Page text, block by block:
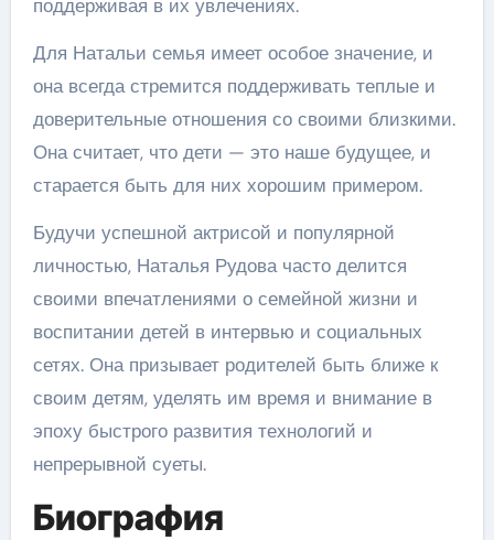
поддерживая в их увлечениях.
Для Натальи семья имеет особое значение, и
она всегда стремится поддерживать теплые и
доверительные отношения со своими близкими.
Она считает, что дети — это наше будущее, и
старается быть для них хорошим примером.
Будучи успешной актрисой и популярной
личностью, Наталья Рудова часто делится
своими впечатлениями о семейной жизни и
воспитании детей в интервью и социальных
сетях. Она призывает родителей быть ближе к
своим детям, уделять им время и внимание в
эпоху быстрого развития технологий и
непрерывной суеты.
Биография